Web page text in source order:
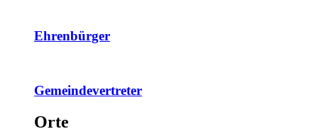
Ehrenbürger
Gemeindevertreter
Orte